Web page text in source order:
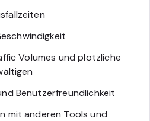
Volumes und plötzliche
Benutzerfreundlichkeit
mit anderen Tools und